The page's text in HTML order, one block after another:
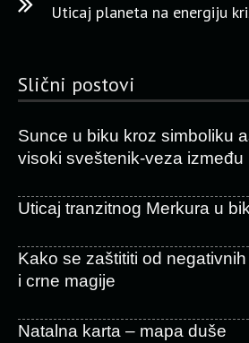
Uticaj planeta na energiju
Slični postovi
Sunce u biku kroz simboliku
visoki sveštenik-veza između
Uticaj tranzitnog Merkura u
Kako se zaštititi od
i crne magije
Natalna karta – mapa duše